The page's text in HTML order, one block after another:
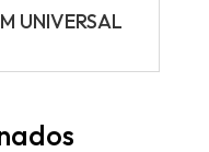
UNIVERSAL